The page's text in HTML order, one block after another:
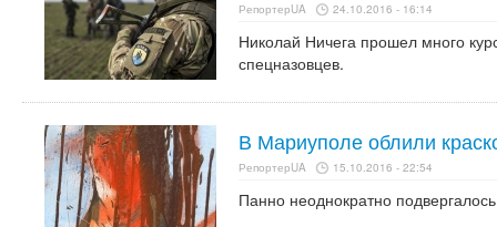
РепортерUA 24.10.2016 - 16:14
Николай Ничега прошел много
спецназовцев.
В Мариуполе облили
РепортерUA 15.10.2016 - 22:54
Панно неоднократно